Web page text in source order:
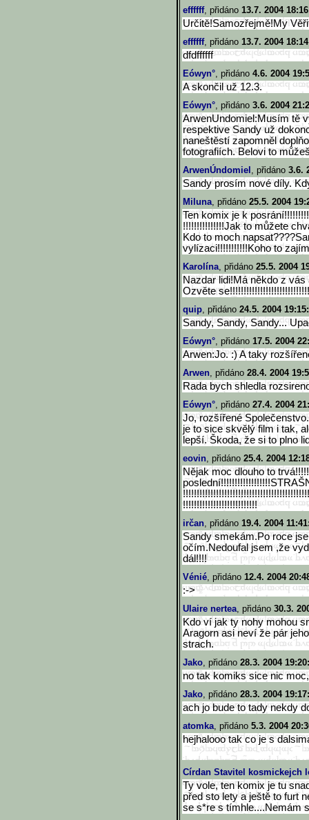
effffff, přidáno 13.7. 2004
Určitě!Samozřejmě!My
effffff, přidáno 13.7. 2004
dfdffffff
Eówyn°, přidáno 4.6. 2004
A skončil už 12.3.
Eówyn°, přidáno 3.6. 2004
ArwenUndomiel:Musím tě
respektive Sandy už
naneštěstí zapomněl
fotografiích. Belovi to
ArwenÚndomiel , přidáno 3.6.
Sandy prosím nové díly.
Miluna, přidáno 25.5. 2004
Ten komix je k
!!!!!!!!!!!!!!!Jak to můžete
Kdo to moch
vylízaci!!!!!!!!!!!Koho to
Karolína, přidáno 25.5. 2004
Nazdar lidi!Má někdo z
Ozvěte se!!!!!!!!!!!!!!!!!!!!!!!!!!!!
quip, přidáno 24.5. 2004
Sandy, Sandy, Sandy...
Eówyn°, přidáno 17.5. 2004
Arwen:Jo. :) A taky
Arwen, přidáno 28.4. 2004
Rada bych shledla
Eówyn°, přidáno 27.4. 2004
Jo, rozšířené
je to sice skvělý film i tak,
lepší. Škoda, že si to plno
eovin, přidáno 25.4. 2004
Nějak moc dlouho to
poslední!!!!!!!!!!!!!!!!!!STRA
!!!!!!!!!!!!!!!!!!!!!!!!!!!!!!
!!!!!!!!!!!!!!!!!!!!!!!!!!!
irčan, přidáno 19.4. 2004
Sandy smekám.Po roce
očím.Nedoufal jsem ,že
dál!!!!
Vénié, přidáno 12.4. 2004
:->
Ulaire nertea, přidáno 30.3.
Kdo ví jak ty nohy mohou
Aragorn asi neví že pár
strach.
Jako, přidáno 28.3. 2004
no tak komiks sice nic
Jako, přidáno 28.3. 2004
ach jo bude to tady nekdy
atomka, přidáno 5.3. 2004
hejhalooo tak co je s
Círdan Stavitel kosmickejch
Ty vole, ten komix je tu
před sto lety a ještě to furt
se s*re s tímhle....Nemám